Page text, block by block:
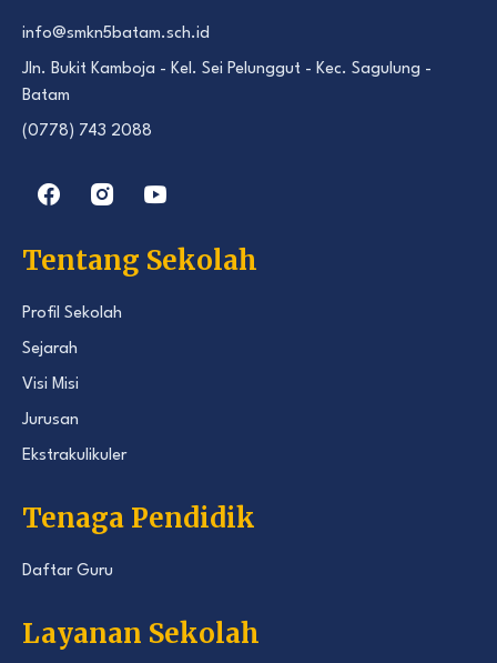
info@smkn5batam.sch.id
Jln. Bukit Kamboja - Kel. Sei Pelunggut - Kec. Sagulung -
Batam
(0778) 743 2088
Tentang Sekolah
Profil Sekolah
Sejarah
Visi Misi
Jurusan
Ekstrakulikuler
Tenaga Pendidik
Daftar Guru
Layanan Sekolah